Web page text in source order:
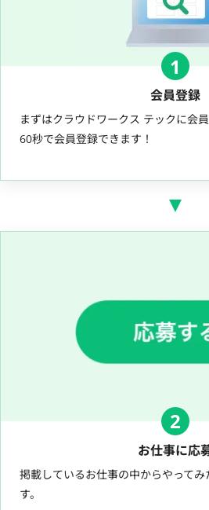
1
会員登録
まずはクラウドワークス テックに会員
60秒で会員登録できます！
2
お仕事に応
掲載しているお仕事の中からやって
す。